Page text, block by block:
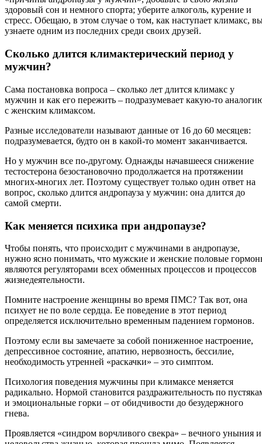
здоровый сон и немного спорта; уберите алкоголь, курение и
стресс. Обещаю, в этом случае о том, как наступает климакс,
узнаете одним из последних среди своих друзей.
Сколько длится климактерический период у
мужчин?
Сама постановка вопроса – сколько лет длится климакс у
мужчин и как его пережить – подразумевает какую-то
с женским климаксом.
Разные исследователи называют данные от 16 до 60 месяцев:
подразумевается, будто он в какой-то момент заканчивается.
Но у мужчин все по-другому. Однажды начавшееся снижение
тестостерона безостановочно продолжается на протяжении
многих-многих лет. Поэтому существует только один ответ на
вопрос, сколько длится андропауза у мужчин: она длится до
самой смерти.
Как меняется психика при андропаузе?
Чтобы понять, что происходит с мужчинами в андропаузе,
нужно ясно понимать, что мужские и женские половые
являются регуляторами всех обменных процессов и процессов
жизнедеятельности.
Помните настроение женщины во время ПМС? Так вот, она
психует не по воле сердца. Ее поведение в этот период
определяется исключительно временным падением гормонов.
Поэтому если вы замечаете за собой пониженное настроение,
депрессивное состояние, апатию, нервозность, бессилие,
необходимость утренней «раскачки» – это симптом.
Психология поведения мужчины при климаксе меняется
радикально. Нормой становится раздражительность по
и эмоциональные горки – от обидчивости до безудержного
гнева.
Проявляется «синдром ворчливого свекра» – вечного уныния и